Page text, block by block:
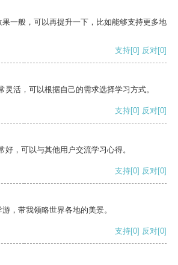
一般，可以再提升一下，比如能够支持更多地
支持[0] 反对[0]
灵活，可以根据自己的需求选择学习方式。
支持[0] 反对[0]
好，可以与其他用户交流学习心得。
支持[0] 反对[0]
，带我领略世界各地的美景。
支持[0] 反对[0]